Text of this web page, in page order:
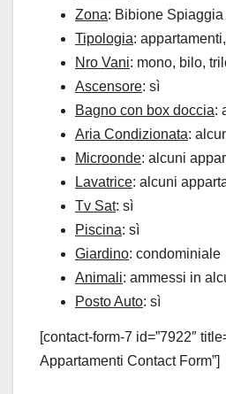
Zona: Bibione Spiaggia
Tipologia:
Nro Vani: mono, bilo,
Ascensore: sì
Bagno con box doccia:
Aria Condizionata:
Microonde: alcuni
Lavatrice: alcuni
Tv Sat: sì
Piscina: sì
Giardino: condominiale
Animali: ammessi in
Posto Auto: sì
[contact-form-7 id=”7922″
Appartamenti Contact Form”]